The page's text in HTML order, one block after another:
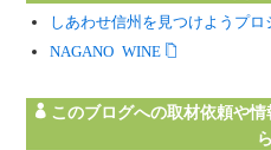
しあわせ信州を見つけようプロ
NAGANO WINE
このブログへの取材依頼や
ら